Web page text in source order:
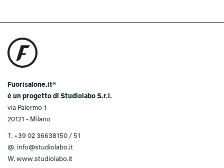
Fuorisalone.it®
è un progetto di Studiolabo S.r.l.
via Palermo 1
20121 - Milano
T. +39 02 36638150 / 51
@. info@studiolabo.it
W. www.studiolabo.it